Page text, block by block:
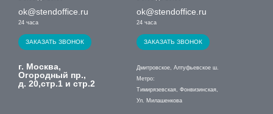
ok@stendoffice.ru
24 часа
ЗАКАЗАТЬ ЗВОНОК
ok@stendoffice.ru
24 часа
ЗАКАЗАТЬ ЗВОНОК
г. Москва,
Огородный пр.,
д. 20,стр.1 и стр.2
Дмитровское, Алтуфьевское ш.
Метро:
Тимирязевская, Фонвизинская,
Ул. Милашенкова